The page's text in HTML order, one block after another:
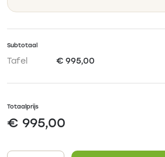
Subtotaal
Tafel € 995,00
Totaalprijs
€ 995,00